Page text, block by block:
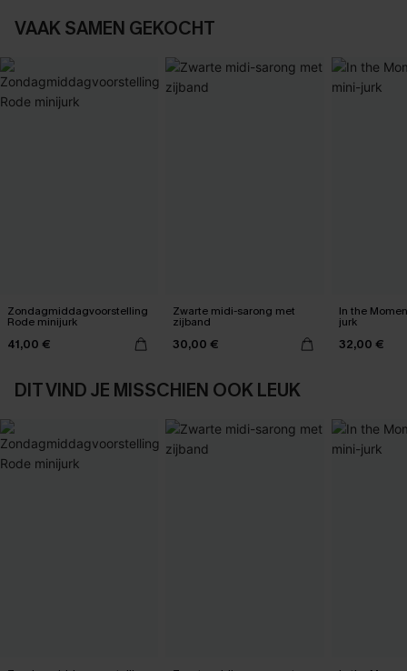
VAAK SAMEN GEKOCHT
Zondagmiddagvoorstelling
Rode minijurk
41,00 €
Zwarte midi-sarong met
zijband
30,00 €
In the
jurk
32,00 €
DIT VIND JE MISSCHIEN OOK LEUK